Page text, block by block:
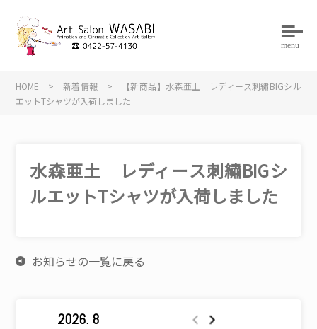
menu
HOME >新着情報 >
【新商品】水森亜土 レディース刺繡BIGシル
エットTシャツが入荷しました
水森亜土 レディース刺繡BIGシ
ルエットTシャツが入荷しました
お知らせの一覧に戻る
2026. 8